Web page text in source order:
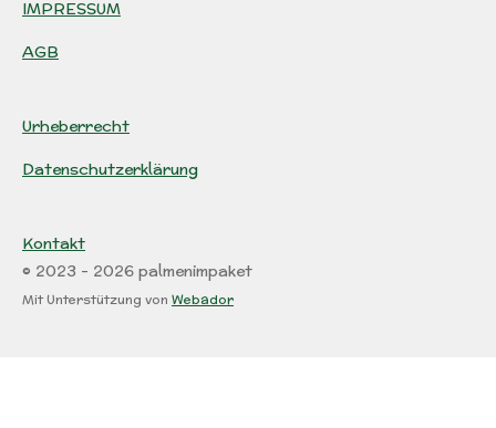
IMPRESSUM
AGB
Urheberrecht
Datenschutzerklärung
Kontakt
© 2023 - 2026 palmenimpaket
Mit Unterstützung von Webador